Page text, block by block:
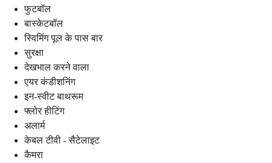
फुटबॉल
बास्केटबॉल
स्विमिंग पूल के पास बार
सुरक्षा
देखभाल करने वाला
एयर कंडीशनिंग
इन-स्वीट बाथरूम
फ्लोर हीटिंग
अलार्म
केबल टीवी - सैटेलाइट
कैमरा